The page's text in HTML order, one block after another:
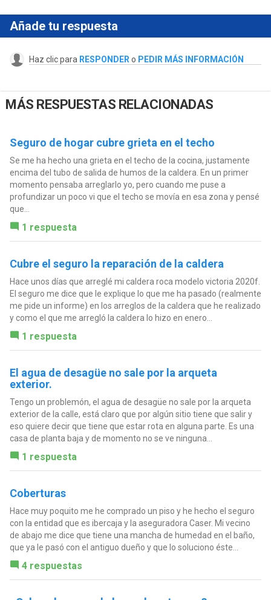
Añade tu respuesta
Haz clic para RESPONDER o PEDIR MÁS INFORMACIÓN
MÁS RESPUESTAS RELACIONADAS
Seguro de hogar cubre grieta en el techo
Se me ha hecho una grieta en el techo de la cocina, justamente
encima del tubo de salida de humos de la caldera. En un primer
momento pensaba arreglarlo yo, pero cuando me puse a
profundizar un poco vi que el techo se movía en esa zona y pensé
que...
1 respuesta
Cubre el seguro la reparación de la caldera
Hace unos días que arreglé mi caldera roca modelo victoria 2020f.
El seguro me dice que le explique lo que me ha pasado (realmente
me pide un informe) en los arreglos de la caldera que he realizado
y como el que me arregló la caldera lo hizo en enero...
1 respuesta
El agua de desagüe no sale por la arqueta
exterior.
Tengo un problemón, el agua de desagüe no sale por la arqueta
exterior de la calle, está claro que por algún sitio tiene que salir y
eso quiere decir que tiene que estar rota en alguna parte. Es una
casa de planta baja y de momento no se ve ninguna...
1 respuesta
Coberturas
Hace muy poquito me he comprado un piso y he hecho el seguro
con la entidad que es ibercaja y la aseguradora Caser. Mi vecino
de abajo me dice que tiene una mancha de humedad en el baño,
que ya le pasó con el antiguo dueño y que lo soluciono éste...
4 respuestas